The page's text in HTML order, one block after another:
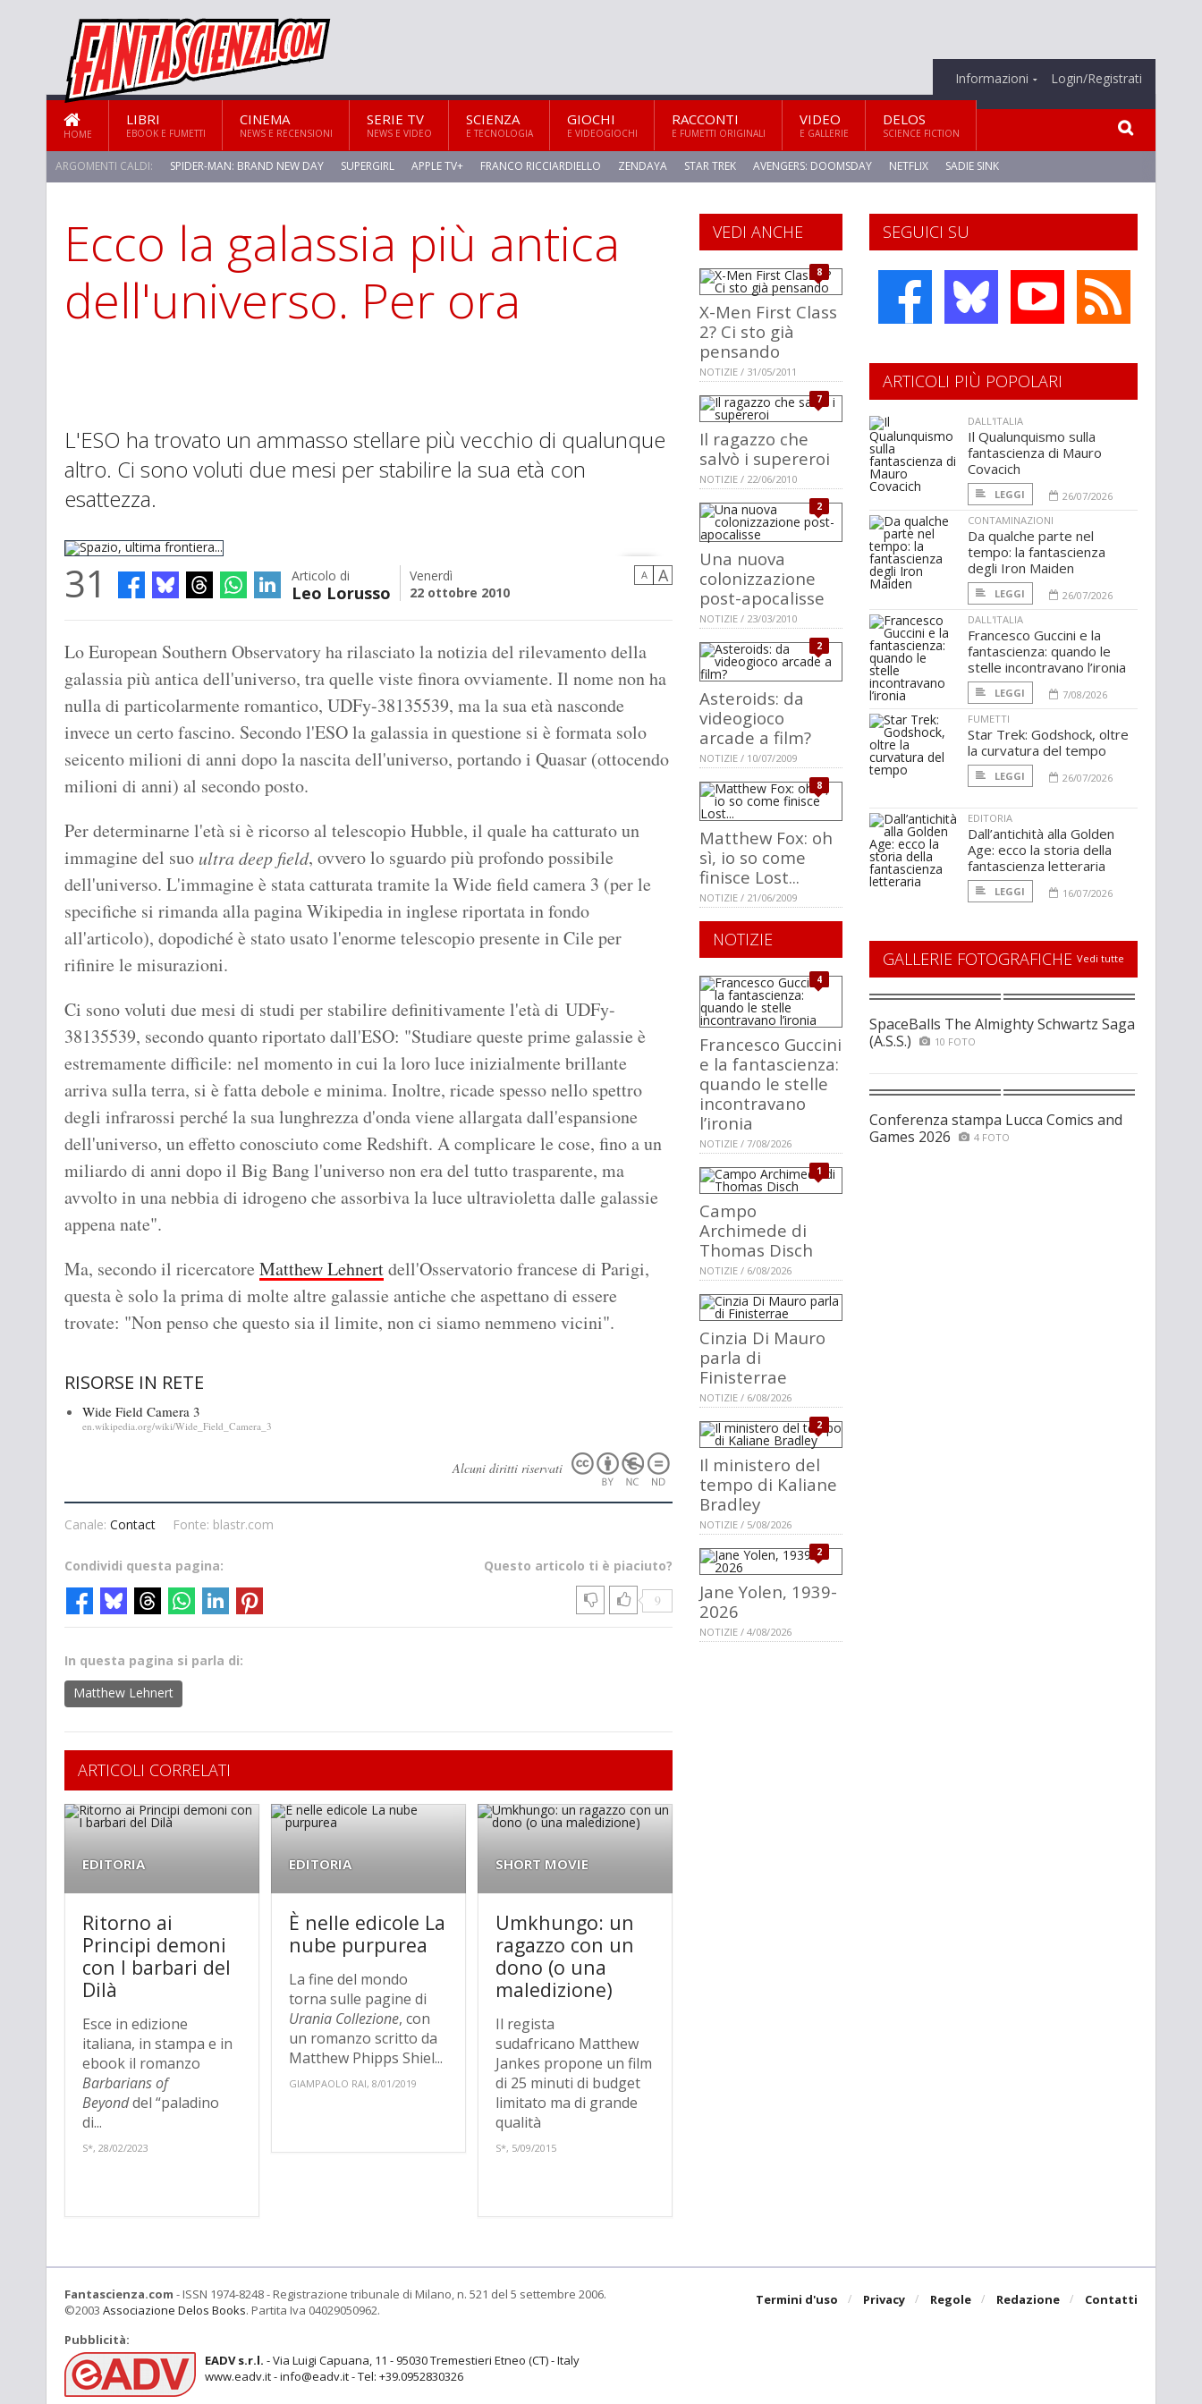
Informazioni Login/Registrati
HOME
LIBRI
EBOOK E FUMETTI
CINEMA
NEWS E RECENSIONI
SERIE TV
NEWS E VIDEO
SCIENZA
E TECNOLOGIA
GIOCHI
E VIDEOGIOCHI
RACCONTI
E FUMETTI ORIGINALI
VIDEO
E GALLERIE
DELOS
SCIENCE FICTION
ARGOMENTI CALDI: SPIDER-MAN: BRAND NEW DAY SUPERGIRL APPLE TV+ FRANCO RICCIARDIELLO ZENDAYA STAR TREK AVENGERS: DOOMSDAY NETFLIX SADIE SINK
STAR TREK: STRANGE NEW WORLDS
Ecco la galassia più antica
dell'universo. Per ora
L'ESO ha trovato un ammasso stellare più vecchio di qualunque
altro. Ci sono voluti due mesi per stabilire la sua età con
esattezza.
31 Articolo di
Leo Lorusso
Venerdì
22 ottobre 2010
A A
Lo European Southern Observatory ha rilasciato la notizia del rilevamento della
galassia più antica dell'universo, tra quelle viste finora ovviamente. Il nome non ha
nulla di particolarmente romantico, UDFy-38135539, ma la sua età nasconde
invece un certo fascino. Secondo l'ESO la galassia in questione si è formata solo
seicento milioni di anni dopo la nascita dell'universo, portando i Quasar (ottocendo
milioni di anni) al secondo posto.
Per determinarne l'età si è ricorso al telescopio Hubble, il quale ha catturato un
immagine del suo ultra deep field, ovvero lo sguardo più profondo possibile
dell'universo. L'immagine è stata catturata tramite la Wide field camera 3 (per le
specifiche si rimanda alla pagina Wikipedia in inglese riportata in fondo
all'articolo), dopodiché è stato usato l'enorme telescopio presente in Cile per
rifinire le misurazioni.
Ci sono voluti due mesi di studi per stabilire definitivamente l'età di UDFy-
38135539, secondo quanto riportato dall'ESO: "Studiare queste prime galassie è
estremamente difficile: nel momento in cui la loro luce inizialmente brillante
arriva sulla terra, si è fatta debole e minima. Inoltre, ricade spesso nello spettro
degli infrarossi perché la sua lunghrezza d'onda viene allargata dall'espansione
dell'universo, un effetto conosciuto come Redshift. A complicare le cose, fino a un
miliardo di anni dopo il Big Bang l'universo non era del tutto trasparente, ma
avvolto in una nebbia di idrogeno che assorbiva la luce ultravioletta dalle galassie
appena nate".
Ma, secondo il ricercatore Matthew Lehnertdell'Osservatorio francese di Parigi,
questa è solo la prima di molte altre galassie antiche che aspettano di essere
trovate: "Non penso che questo sia il limite, non ci siamo nemmeno vicini".
RISORSE IN RETE
Wide Field Camera 3
en.wikipedia.org/wiki/Wide_Field_Camera_3
Alcuni diritti riservati
Canale: Contact Fonte: blastr.com
Questo articolo ti è piaciuto?
9
Condividi questa pagina:
In questa pagina si parla di:
Matthew Lehnert
ARTICOLI CORRELATI
EDITORIA
Ritorno ai
Principi demoni
con I barbari del
Dilà
Esce in edizione
italiana, in stampa e in
ebook il romanzo
Barbarians of
Beyonddel “paladino
di...
S*, 28/02/2023
EDITORIA
È nelle edicole La
nube purpurea
La fine del mondo
torna sulle pagine di
Urania Collezione, con
un romanzo scritto da
Matthew Phipps Shiel...
GIAMPAOLO RAI, 8/01/2019
SHORT MOVIE
Umkhungo: un
ragazzo con un
dono (o una
maledizione)
Il regista
sudafricano Matthew
Jankes propone un film
di 25 minuti di budget
limitato ma di grande
qualità
S*, 5/09/2015
SEGUICI SU
VEDI ANCHE
8
X-Men First Class
2? Ci sto già
pensando
NOTIZIE / 31/05/2011
7
Il ragazzo che
salvò i supereroi
NOTIZIE / 22/06/2010
2
Una nuova
colonizzazione
post-apocalisse
NOTIZIE / 23/03/2010
2
Asteroids: da
videogioco
arcade a film?
NOTIZIE / 10/07/2009
8
Matthew Fox: oh
sì, io so come
finisce Lost...
NOTIZIE / 21/06/2009
NOTIZIE
4
Francesco Guccini
e la fantascienza:
quando le stelle
incontravano
l’ironia
NOTIZIE / 7/08/2026
1
Campo
Archimede di
Thomas Disch
NOTIZIE / 6/08/2026
Cinzia Di Mauro
parla di
Finisterrae
NOTIZIE / 6/08/2026
2
Il ministero del
tempo di Kaliane
Bradley
NOTIZIE / 5/08/2026
2
Jane Yolen, 1939-
2026
NOTIZIE / 4/08/2026
ARTICOLI PIÙ POPOLARI
DALL'ITALIA
Il Qualunquismo sulla
fantascienza di Mauro
Covacich
LEGGI
26/07/2026
CONTAMINAZIONI
Da qualche parte nel
tempo: la fantascienza
degli Iron Maiden
LEGGI
26/07/2026
DALL'ITALIA
Francesco Guccini e la
fantascienza: quando le
stelle incontravano l’ironia
LEGGI
7/08/2026
FUMETTI
Star Trek: Godshock, oltre
la curvatura del tempo
LEGGI 26/07/2026
EDITORIA
Dall’antichità alla Golden
Age: ecco la storia della
fantascienza letteraria
LEGGI 16/07/2026
GALLERIE FOTOGRAFICHE Vedi tutte
SpaceBalls The Almighty Schwartz Saga
(A.S.S.)
10 FOTO
Conferenza stampa Lucca Comics and
Games 2026
4 FOTO
Termini d'uso Privacy Regole Redazione Contatti
Fantascienza.com - ISSN 1974-8248 - Registrazione tribunale di Milano, n. 521 del 5 settembre 2006.
©2003 Associazione Delos Books. Partita Iva 04029050962.
Pubblicità:
EADV s.r.l. - Via Luigi Capuana, 11 - 95030 Tremestieri Etneo (CT) - Italy
www.eadv.it - info@eadv.it - Tel: +39.0952830326